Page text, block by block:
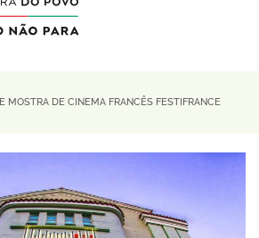
MOSTRA DE CINEMA FRANCÊS FESTIFRANCE